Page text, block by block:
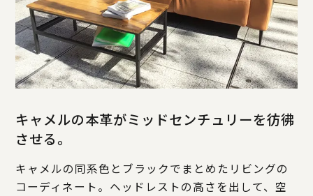
キャメルの本革がミッドセンチュリーを彷彿
させる。
キャメルの同系色とブラックでまとめたリビングの
コーディネート。ヘッドレストの高さを出して、空